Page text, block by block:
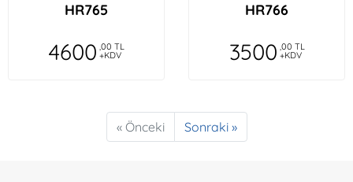
HR765
4600 ,00 TL
+KDV
HR766
3500 ,00 TL
+KDV
« Önceki Sonraki »